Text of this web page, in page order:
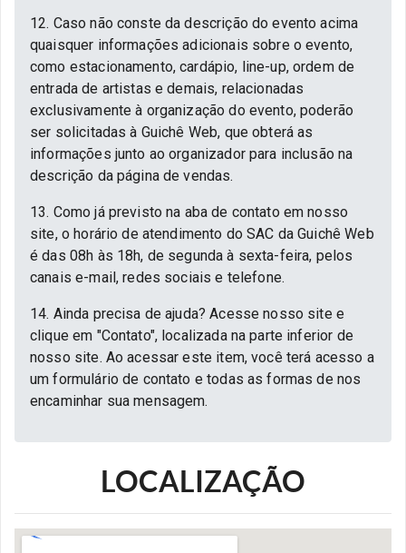
12. Caso não conste da descrição do evento acima
quaisquer informações adicionais sobre o evento,
como estacionamento, cardápio, line-up, ordem de
entrada de artistas e demais, relacionadas
exclusivamente à organização do evento, poderão
ser solicitadas à Guichê Web, que obterá as
informações junto ao organizador para inclusão na
descrição da página de vendas.
13. Como já previsto na aba de contato em nosso
site, o horário de atendimento do SAC da Guichê Web
é das 08h às 18h, de segunda à sexta-feira, pelos
canais e-mail, redes sociais e telefone.
14. Ainda precisa de ajuda? Acesse nosso site e
clique em "Contato", localizada na parte inferior de
nosso site. Ao acessar este item, você terá acesso a
um formulário de contato e todas as formas de nos
encaminhar sua mensagem.
LOCALIZAÇÃO